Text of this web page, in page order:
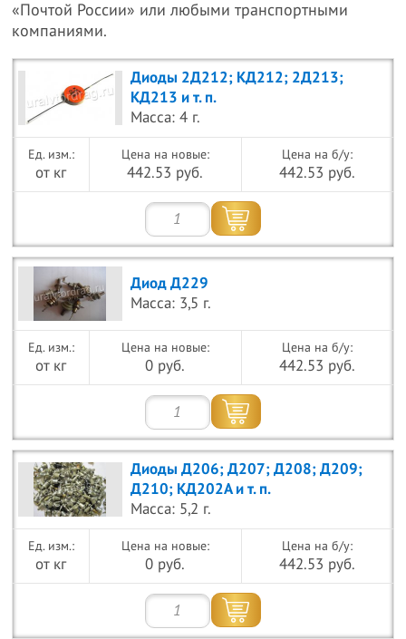
«Почтой России» или любыми транспортными
компаниями.
Диоды 2Д212; КД212; 2Д213;
КД213 и т. п.
Масса: 4 г.
от кг
Цена на новые:
442.53 руб.
Цена на б/у:
442.53 руб.
Диод Д229
Масса: 3,5 г.
от кг
Цена на новые:
0 руб.
Цена на б/у:
442.53 руб.
Диоды Д206; Д207; Д208; Д209;
Д210; КД202А и т. п.
Масса: 5,2 г.
от кг
Цена на новые:
0 руб.
Цена на б/у:
442.53 руб.